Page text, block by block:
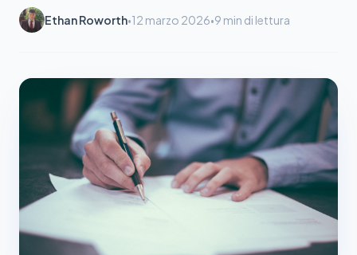
Ethan Roworth•12 marzo 2026•9 min di lettura